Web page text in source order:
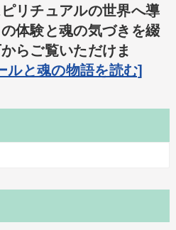
リチュアルの世界へ導
体験と魂の気づきを綴
らご覧いただけま
ルと魂の物語を読む]